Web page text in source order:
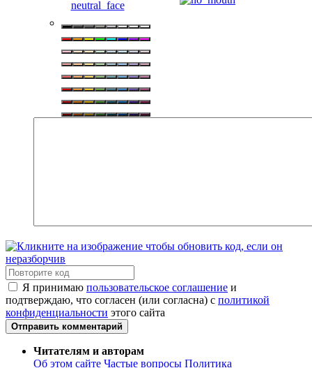
Я принимаю пользовательское соглашение и
подтверждаю, что согласен (или согласна) с политикой
конфиденциальности этого сайта
Отправить комментарий
Читателям и авторам
Об этом сайте Частые вопросы Политика